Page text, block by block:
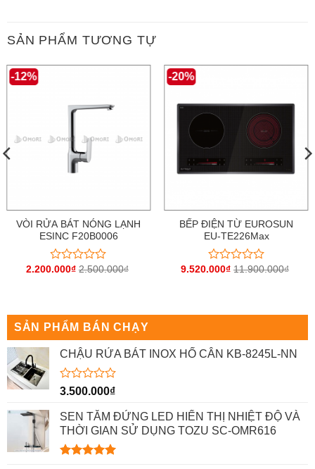
SẢN PHẨM TƯƠNG TỰ
-12%
VÒI RỬA BÁT NÓNG LẠNH
ESINC F20B0006
Được
5
sao
2.200.000₫ 2.500.000₫
-20%
BẾP ĐIỆN TỪ EUROSUN
EU-TE226Max
Được
5
9.520.000₫ 11.900.000₫
SẢN PHẨM BÁN CHẠY
CHẬU RỬA BÁT INOX HỐ CÂN KB-8245L-NN
Được
hạng
0
5
sao
3.500.000₫
SEN TẮM ĐỨNG LED HIỂN THỊ NHIỆT ĐỘ VÀ
THỜI GIAN SỬ DỤNG TOZU SC-OMR616